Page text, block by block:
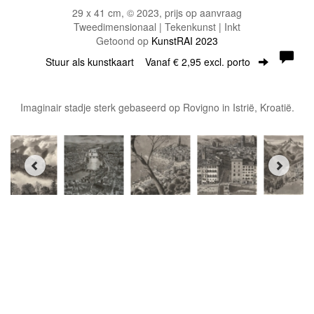
29 x 41 cm, © 2023, prijs op aanvraag
Tweedimensionaal | Tekenkunst | Inkt
Getoond op KunstRAI 2023
Stuur als kunstkaart Vanaf € 2,95 excl. porto
Imaginair stadje sterk gebaseerd op Rovigno in Istrië, Kroatië.